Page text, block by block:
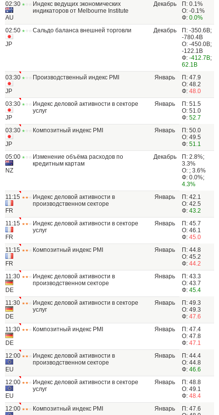
02:30
AU
Индекс ведущих экономических
индикаторов от Melbourne Institute
Декабрь
П: 0.1%
О: -0.1%
Ф: 0.0%
02:50
JP
Сальдо баланса внешней торговли Декабрь
П: -350.6B;
-780.4B
О: -450.0B;
-122.1B
Ф: -412.7B;
62.1B
03:30
JP
Производственный индекс PMI Январь
П: 47.9
О: 48.2
Ф: 48.0
03:30
JP
Индекс деловой активности в секторе
услуг
Январь
П: 51.5
О: 51.0
Ф: 52.7
03:30
JP
Композитный индекс PMI Январь
П: 50.0
О: 49.5
Ф: 51.1
05:00
NZ
Изменение объёма расходов по
кредитным картам
Декабрь
П: 2.8%;
3.3%
О: ; 3.6%
Ф: 0.0%;
4.3%
11:15
FR
Индекс деловой активности в
производственном секторе
Январь
П: 42.1
О: 42.5
Ф: 43.2
11:15
FR
Индекс деловой активности в секторе
услуг
Январь
П: 45.7
О: 46.1
Ф: 45.0
11:15
FR
Композитный индекс PMI Январь
П: 44.8
О: 45.2
Ф: 44.2
11:30
DE
Индекс деловой активности в
производственном секторе
Январь
П: 43.3
О: 43.7
Ф: 45.4
11:30
DE
Индекс деловой активности в секторе
услуг
Январь
П: 49.3
О: 49.3
Ф: 47.6
11:30
DE
Композитный индекс PMI Январь
П: 47.4
О: 47.8
Ф: 47.1
12:00
EU
Индекс деловой активности в
производственном секторе
Январь
П: 44.4
О: 44.8
Ф: 46.6
12:00
EU
Индекс деловой активности в секторе
услуг
Январь
П: 48.8
О: 49.1
Ф: 48.4
12:00
Композитный индекс PMI Январь
П: 47.6